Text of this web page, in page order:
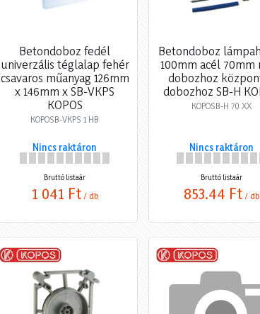
Betondoboz fedél
univerzális téglalap fehér
csavaros műanyag 126mm
x 146mm x SB-VKPS
KOPOS
KOPOSB-VKPS 1 HB
Nincs raktáron
Bruttó listaár
1 041 Ft / db
Betondoboz
100mm acél 70mm
dobozhoz
dobozhoz SB-H
KOPOSB-H 70 XX
Nincs raktáron
Bruttó listaár
853,44 Ft / db